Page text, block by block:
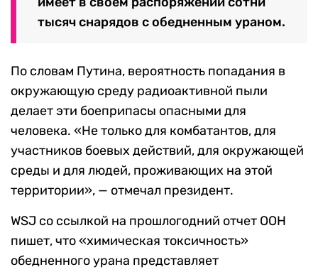
тысяч снарядов с обедненным ураном.
По словам Путина, вероятность попадания в
окружающую среду радиоактивной пыли
делает эти боеприпасы опасными для
человека. «Не только для комбатантов, для
участников боевых действий, для окружающей
среды и для людей, проживающих на этой
территории», — отмечал президент.
WSJ со ссылкой на прошлогодний отчет ООН
пишет, что «химическая токсичность»
обедненного урана представляет